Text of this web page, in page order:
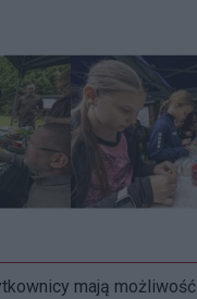
mają możliwość